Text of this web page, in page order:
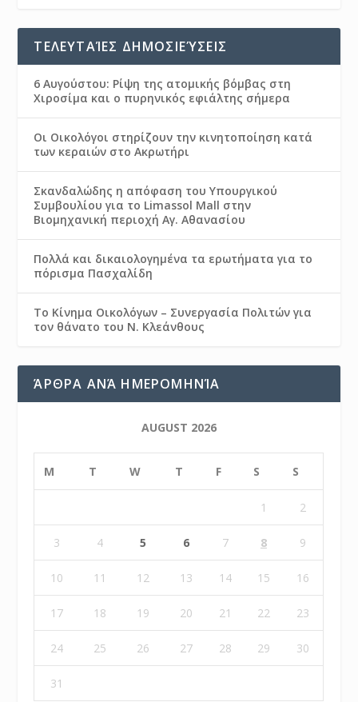
ΤΕΛΕΥΤΑΊΕΣ ΔΗΜΟΣΙΕΎΣΕΙΣ
6 Αυγούστου: Ρίψη της ατομικής βόμβας στη
Χιροσίμα και ο πυρηνικός εφιάλτης σήμερα
Οι Οικολόγοι στηρίζουν την κινητοποίηση κατά
των κεραιών στο Ακρωτήρι
Σκανδαλώδης η απόφαση του Υπουργικού
Συμβουλίου για το Limassol Mall στην
Βιομηχανική περιοχή Αγ. Αθανασίου
Πολλά και δικαιολογημένα τα ερωτήματα για το
πόρισμα Πασχαλίδη
Το Κίνημα Οικολόγων – Συνεργασία Πολιτών για
τον θάνατο του Ν. Κλεάνθους
ΆΡΘΡΑ ΑΝΆ ΗΜΕΡΟΜΗΝΊΑ
AUGUST 2026
M T W T F S S
1 2
3 4 5 6 7 8 9
10 11 12 13 14 15 16
17 18 19 20 21 22 23
24 25 26 27 28 29 30
31